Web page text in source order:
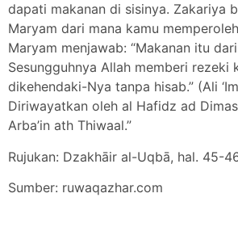
dapati makanan di sisinya. Zakariya
Maryam dari mana kamu
Maryam menjawab: “Makanan itu dari
Sesungguhnya Allah memberi rezeki
dikehendaki-Nya tanpa hisab.” (Ali
Diriwayatkan oleh al Hafidz ad
Arba’in ath Thiwaal.”
Rujukan: Dzakhāir al-Uqbā, hal. 45-
Sumber: ruwaqazhar.com